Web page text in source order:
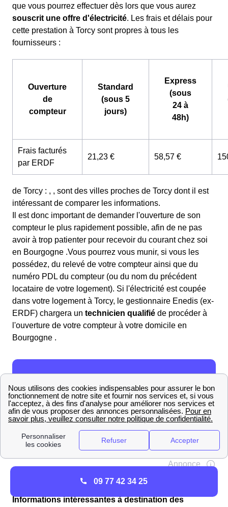
que vous pourrez effectuer dès lors que vous aurez
souscrit une offre d'électricité. Les frais et délais pour
cette prestation à Torcy sont propres à tous les
fournisseurs :
Ouverture
de
compteur
Standard
(sous 5
jours)
Express
(sous
24 à
48h)
Frais facturés
par ERDF
21,23 € 58,57 €
de Torcy : , , sont des villes proches de Torcy dont il est
intéressant de comparer les informations.
Il est donc important de demander l'ouverture de son
compteur le plus rapidement possible, afin de ne pas
avoir à trop patienter pour recevoir du courant chez soi
en Bourgogne .Vous pourrez vous munir, si vous les
possédez, du relevé de votre compteur ainsi que du
numéro PDL du compteur (ou du nom du précédent
locataire de votre logement). Si l'électricité est coupée
dans votre logement à Torcy, le gestionnaire Enedis (ex-
ERDF) chargera un technicien qualifié de procéder à
l'ouverture de votre compteur à votre domicile en
Bourgogne .
Informations intéressantes à destination des
09 77 42 34 25